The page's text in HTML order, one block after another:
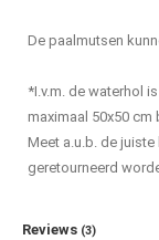
De paalmutsen
*I.v.m. de waterhol
maximaal 50x50 cm
Meet a.u.b. de
geretourneerd
Reviews (3)